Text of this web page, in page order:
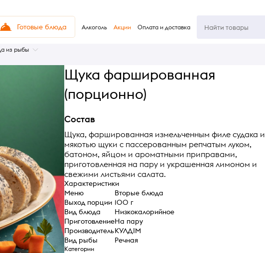
Готовые блюда Алкоголь Акции Оплата и доставка
из рыбы
Щука фаршированная
(порционно)
Состав
Щука, фаршированная измельченным филе судака и
мякотью щуки с пассерованным репчатым луком,
батоном, яйцом и ароматными приправами,
приготовленная на пару и украшенная лимоном и
свежими листьями салата.
Характеристики
Меню
Вторые блюда
Выход порции 100 г
Вид блюда
Низкокалорийное
ПриготовлениеНа пару
ПроизводительКУЛДІМ
Вид рыбы
Речная
Категории